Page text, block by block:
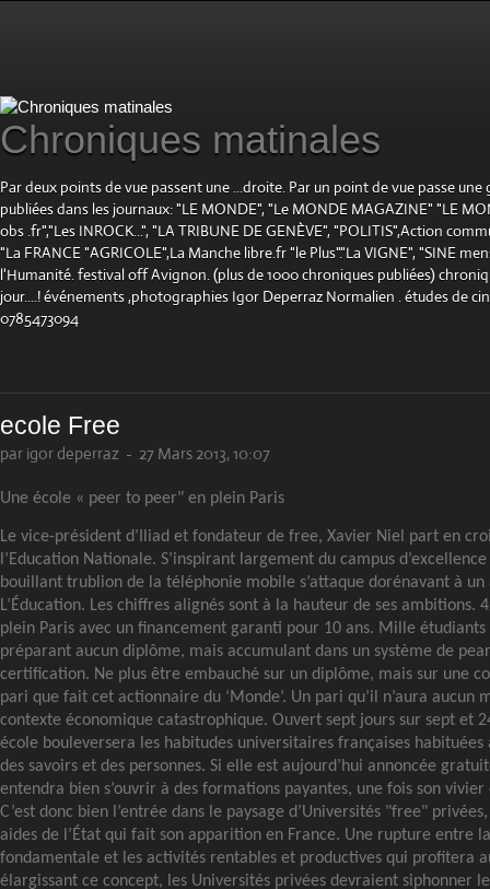
Chroniques matinales
Par deux points de vue passent une ...droite. Par un point de vue passe
publiées dans les journaux: "LE MONDE", "Le MONDE MAGAZINE" "LE
obs .fr","Les INROCK...", "LA TRIBUNE DE GENÈVE", "POLITIS",Action
"La FRANCE "AGRICOLE",La Manche libre.fr "le Plus"."La VIGNE", "SINE
l'Humanité. festival off Avignon. (plus de 1000 chroniques publiées)
jour....! événements ,photographies Igor Deperraz Normalien . études de
0785473094
ecole Free
par igor deperraz - 27 Mars 2013, 10:07
Une école « peer to peer" en plein Paris
Le vice-président d’Iliad et fondateur de free, Xavier Niel part en
l’Education Nationale. S’inspirant largement du campus
bouillant trublion de la téléphonie mobile s’attaque dorénavant à
L’Éducation. Les chiffres alignés sont à la hauteur de ses ambitions.
plein Paris avec un financement garanti pour 10 ans. Mille étudiants
préparant aucun diplôme, mais accumulant dans un système de
certification. Ne plus être embauché sur un diplôme, mais sur une
pari que fait cet actionnaire du ‘Monde’. Un pari qu’il n’aura aucun
contexte économique catastrophique. Ouvert sept jours sur sept et
école bouleversera les habitudes universitaires françaises habituées
des savoirs et des personnes. Si elle est aujourd’hui annoncée
entendra bien s’ouvrir à des formations payantes, une fois son
C’est donc bien l’entrée dans le paysage d’Universités "free"
aides de l’État qui fait son apparition en France. Une rupture entre
fondamentale et les activités rentables et productives qui profitera
élargissant ce concept, les Universités privées devraient siphonner